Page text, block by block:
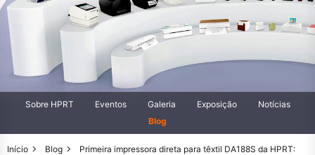
Sobre HPRT Eventos Galeria Exposição
Notícias
Blog
Início Blog
Primeira impressora direta para têxtil DA188S da HPRT: